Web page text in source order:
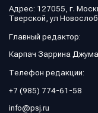
Адрес: 127055, г.
Тверской, ул
Главный редактор:
Карпач Заррина
Телефон редакции:
+7 (985) 774-61-58
info@psj.ru